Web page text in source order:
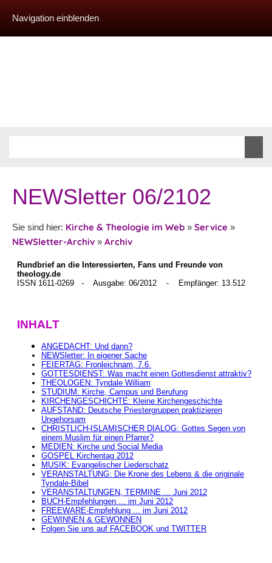
Navigation einblenden
NEWSletter 06/2102
Sie sind hier: Kirche & Theologie im Web » Service »
NEWSletter-Archiv » Archiv
Rundbrief an die Interessierten, Fans und Freunde von
theology.de
ISSN 1611-0269 - Ausgabe: 06/2012 - Empfänger: 13.512
INHALT
ANGEDACHT: Und dann?
NEWSletter: In eigener Sache
FEIERTAG: Fronleichnam, 7.6.
GOTTESDIENST: Was macht einen Gottesdienst attraktiv?
THEOLOGEN: Tyndale William
STUDIUM: Kirche, Campus und Berufung
KIRCHENGESCHICHTE: Kleine Kirchengeschichte
AUFSTAND: Deutsche Priestergruppen praktizieren
Ungehorsam
CHRISTLICH-ISLAMISCHER DIALOG: Gottes Segen von
einem Muslim für einen Pfarrer?
MEDIEN: Kirche und Social Media
GOSPEL Kirchentag 2012
MUSIK: Evangelischer Liederschatz
VERANSTALTUNG: Die Krone des Lebens & die originale
Tyndale-Bibel
VERANSTALTUNGEN, TERMINE ... Juni 2012
BUCH-Empfehlungen ... im Juni 2012
FREEWARE-Empfehlung ... im Juni 2012
GEWINNEN & GEWONNEN
Folgen Sie uns auf FACEBOOK und TWITTER